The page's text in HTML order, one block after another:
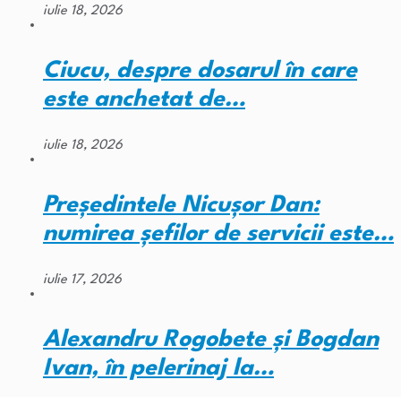
iulie 18, 2026
Ciucu, despre dosarul în care
este anchetat de…
iulie 18, 2026
Președintele Nicușor Dan:
numirea șefilor de servicii este…
iulie 17, 2026
Alexandru Rogobete și Bogdan
Ivan, în pelerinaj la…